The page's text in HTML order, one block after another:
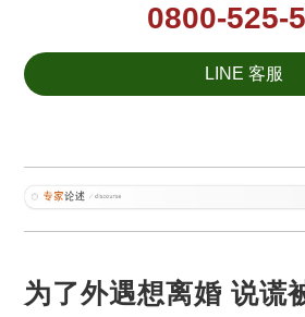
0800-525-
LINE 客服
为了外遇想离婚 说谎